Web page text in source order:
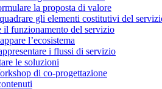
la proposta di valore
gli elementi costitutivi del
il funzionamento del servizio
l’ecosistema
i flussi di servizio
le soluzioni
di co-progettazione